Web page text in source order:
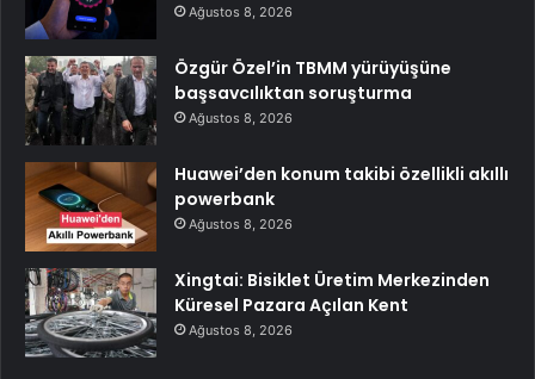
Ağustos 8, 2026
Özgür Özel’in TBMM yürüyüşüne
başsavcılıktan soruşturma
Ağustos 8, 2026
Huawei’den konum takibi özellikli akıllı
powerbank
Ağustos 8, 2026
Xingtai: Bisiklet Üretim Merkezinden
Küresel Pazara Açılan Kent
Ağustos 8, 2026